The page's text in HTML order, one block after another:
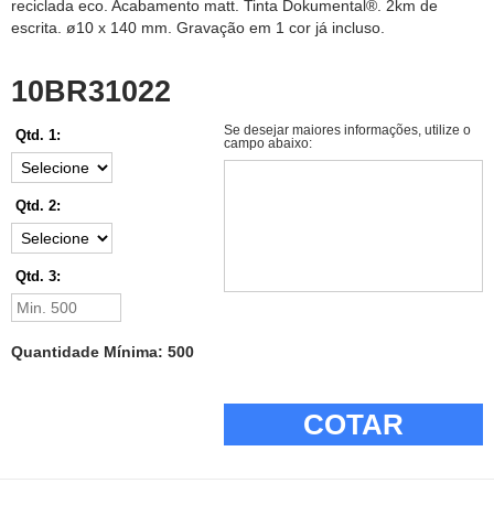
reciclada eco. Acabamento matt. Tinta Dokumental®. 2km de
escrita. ø10 x 140 mm. Gravação em 1 cor já incluso.
10BR31022
Qtd. 1:
Qtd. 2:
Qtd. 3:
Quantidade Mínima: 500
Se desejar maiores informações, utilize o
campo abaixo:
COTAR